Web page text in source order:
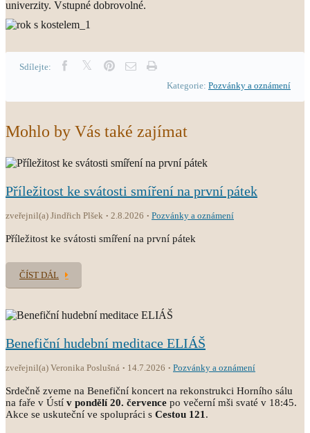
univerzity. Vstupné dobrovolné.
Sdílejte:
Kategorie: Pozvánky a oznámení
Mohlo by Vás také zajímat
Příležitost ke svátosti smíření na první pátek
zveřejnil(a) Jindřich Plšek 2.8.2026 Pozvánky a oznámení
Příležitost ke svátosti smíření na první pátek
ČÍST DÁL
Benefiční hudební meditace ELIÁŠ
zveřejnil(a) Veronika Poslušná 14.7.2026 Pozvánky a oznámení
Srdečně zveme na Benefiční koncert na rekonstrukci Horního sálu
na faře v Ústí v pondělí 20. července po večerní mši svaté v 18:45.
Akce se uskuteční ve spolupráci s Cestou 121 .